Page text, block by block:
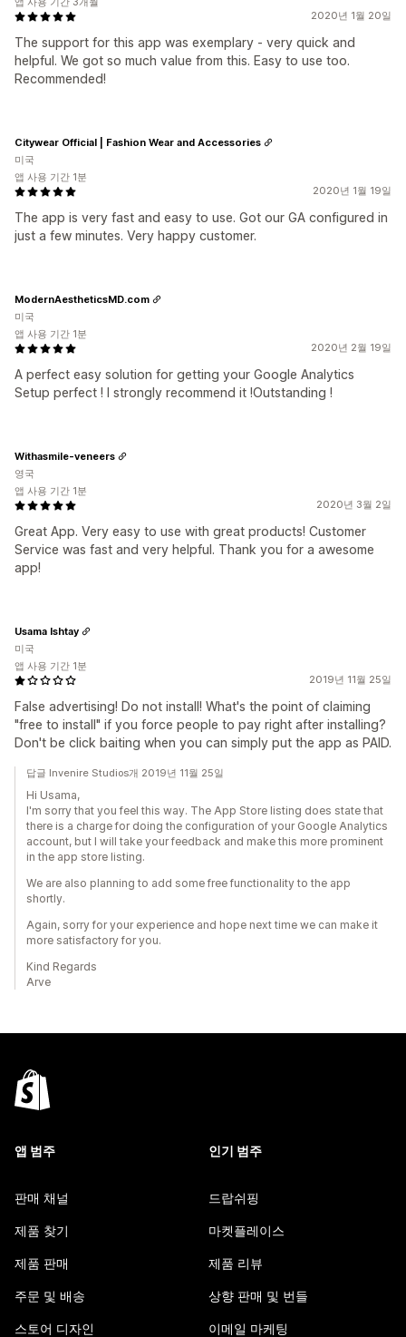
2020년 1월 20일
The support for this app was exemplary - very quick and
helpful. We got so much value from this. Easy to use too.
Recommended!
2020년 1월 19일
The app is very fast and easy to use. Got our GA configured in
just a few minutes. Very happy customer.
Citywear Official | Fashion Wear and Accessories
미국
앱 사용 기간 1분
2020년 2월 19일
A perfect easy solution for getting your Google Analytics
Setup perfect ! I strongly recommend it !Outstanding !
ModernAestheticsMD.com
미국
앱 사용 기간 1분
2020년 3월 2일
Great App. Very easy to use with great products! Customer
Service was fast and very helpful. Thank you for a awesome
app!
Withasmile-veneers
영국
앱 사용 기간 1분
2019년 11월 25일
False advertising! Do not install! What's the point of claiming
"free to install" if you force people to pay right after installing?
Don't be click baiting when you can simply put the app as PAID.
Usama Ishtay
미국
앱 사용 기간 1분
답글 Invenire Studios개 2019년 11월 25일
Hi Usama,
I'm sorry that you feel this way. The App Store listing does state that
there is a charge for doing the configuration of your Google Analytics
account, but I will take your feedback and make this more prominent
in the app store listing.
We are also planning to add some free functionality to the app
shortly.
Again, sorry for your experience and hope next time we can make it
more satisfactory for you.
Kind Regards
Arve
앱 범주
판매 채널
제품 찾기
제품 판매
주문 및 배송
스토어 디자인
인기 범주
드랍쉬핑
마켓플레이스
제품 리뷰
상향 판매 및 번들
이메일 마케팅